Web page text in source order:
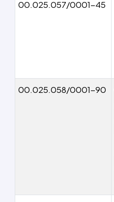
00.025.057/0001-45
00.025.058/0001-90